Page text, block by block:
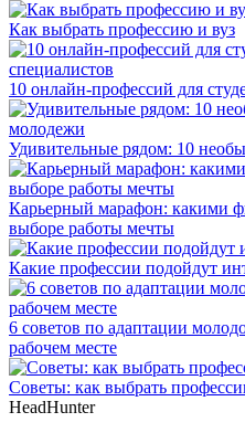
Как выбрать профессию и вуз
10 онлайн-профессий для
Удивительные рядом: 10
Карьерный марафон: какими
выборе работы мечты
Какие профессии подойдут
6 советов по адаптации
рабочем месте
Советы: как выбрать
HeadHunter